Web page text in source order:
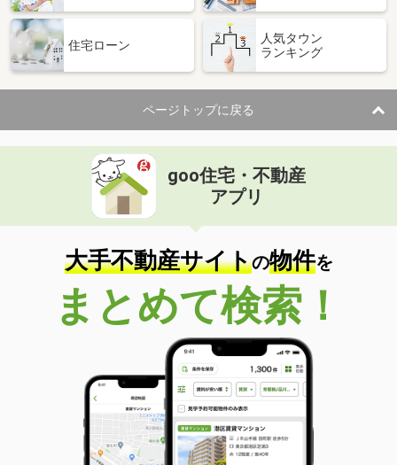
住宅ローン
人気タウン
ランキング
ページトップに戻る
goo住宅・不動産
アプリ
大手不動産サイトの物件を
まとめて検索！